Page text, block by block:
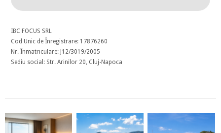
IBC FOCUS SRL
Cod Unic de Înregistrare: 17876260
Nr. Înmatriculare: J12/3019/2005
Sediu social: Str. Arinilor 20, Cluj-Napoca